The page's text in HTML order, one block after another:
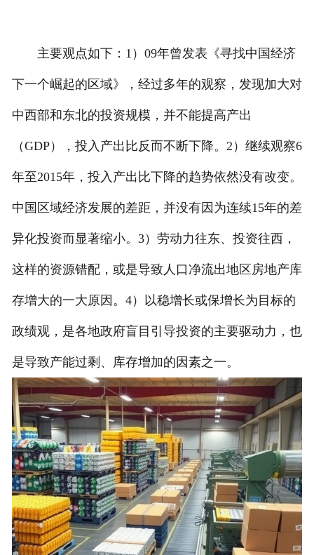
主要观点如下：1）09年曾发表《寻找中国经济
下一个崛起的区域》，经过多年的观察，发现加大对
中西部和东北的投资规模，并不能提高产出
（GDP），投入产出比反而不断下降。2）继续观察6
年至2015年，投入产出比下降的趋势依然没有改变。
中国区域经济发展的差距，并没有因为连续15年的差
异化投资而显著缩小。3）劳动力往东、投资往西，
这样的资源错配，或是导致人口净流出地区房地产库
存增大的一大原因。4）以稳增长或保增长为目标的
政绩观，是各地政府盲目引导投资的主要驱动力，也
是导致产能过剩、库存增加的因素之一。